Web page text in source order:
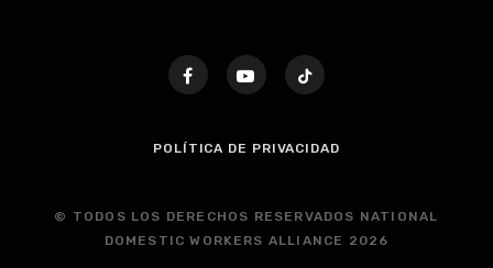
POLÍTICA DE PRIVACIDAD
© TODOS LOS DERECHOS RESERVADOS NATIONAL
DOMESTIC WORKERS ALLIANCE 2026